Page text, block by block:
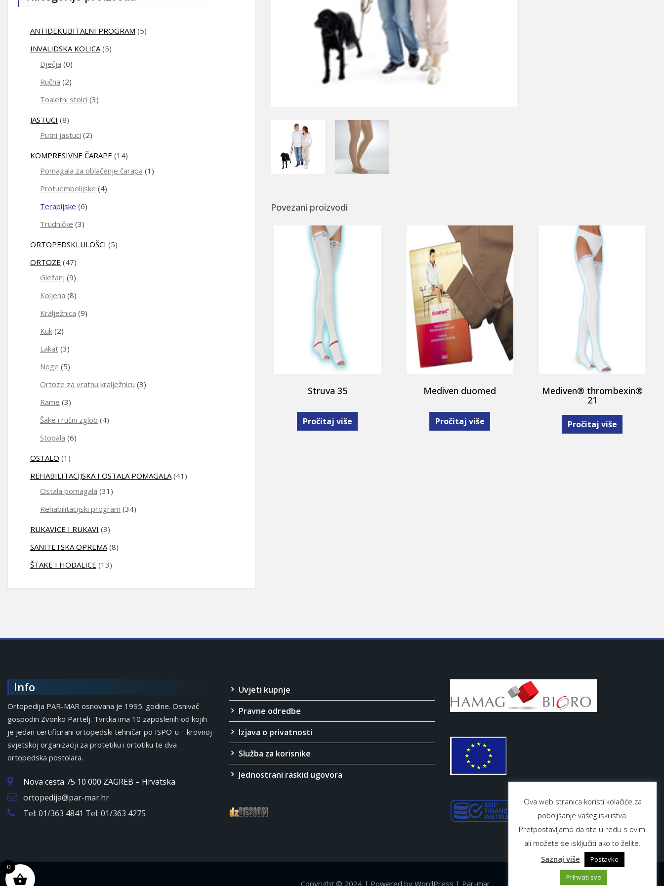
Povezani proizvodi
Struva 35
Pročitaj više
Mediven duomed
Pročitaj više
Mediven® thrombexin®
21
Pročitaj više
ANTIDEKUBITALNI PROGRAM (5)
INVALIDSKA KOLICA (5)
Dječja (0)
Ručna (2)
Toaletni stolci (3)
JASTUCI (8)
Putni jastuci (2)
KOMPRESIVNE ČARAPE (14)
Pomagala za oblačenje čarapa (1)
Protuembolijske (4)
Terapijske (6)
Trudničke (3)
ORTOPEDSKI ULOŠCI (5)
ORTOZE (47)
Gležanj (9)
Koljena (8)
Kralježnica (9)
Kuk (2)
Lakat (3)
Noge (5)
Ortoze za vratnu kralježnicu (3)
Rame (3)
Šake i ručni zglob (4)
Stopala (6)
OSTALO (1)
REHABILITACIJSKA I OSTALA POMAGALA (41)
Ostala pomagala (31)
Rehabilitacijski program (34)
RUKAVICE I RUKAVI (3)
SANITETSKA OPREMA (8)
ŠTAKE I HODALICE (13)
Info
Ortopedija PAR-MAR osnovana je 1995. godine. Osnivač
gospodin Zvonko Partelj. Tvrtka ima 10 zaposlenih od kojih
je jedan certificirani ortopedski tehničar po ISPO-u – krovnoj
svjetskoj organizaciji za protetiku i ortotiku te dva
ortopedska postolara.
Nova cesta 75 10 000 ZAGREB – Hrvatska
ortopedija@par-mar.hr
Tel: 01/363 4841 Tel: 01/363 4275
Uvjeti kupnje
Pravne odredbe
Izjava o privatnosti
Služba za korisnike
Jednostrani raskid ugovora
Copyright © 2024 | Powered by WordPress | Par-mar
Ova web stranica koristi kolačiće za
poboljšanje vašeg iskustva.
Pretpostavljamo da ste u redu s ovim,
ali možete se isključiti ako to želite.
Saznaj više
Postavke
Prihvati sve
0